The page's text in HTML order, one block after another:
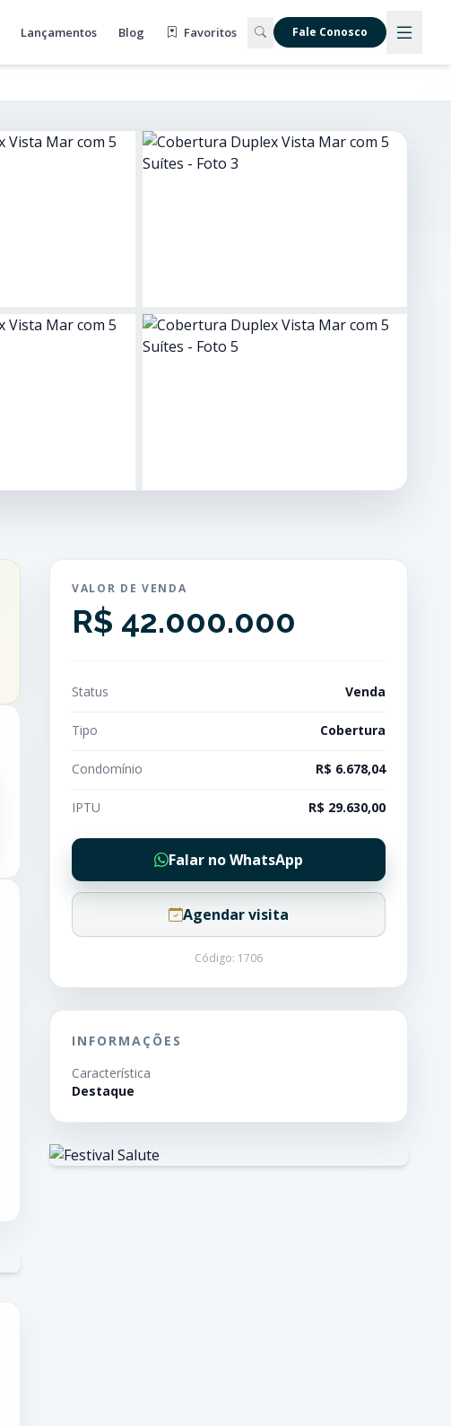
Lançamentos Blog Favoritos Fale Conosco
VALOR DE VENDA
R$ 42.000.000
Status Venda
Tipo Cobertura
Condomínio R$ 6.678,04
IPTU R$ 29.630,00
Falar no WhatsApp
Agendar visita
Código: 1706
INFORMAÇÕES
Característica
Destaque